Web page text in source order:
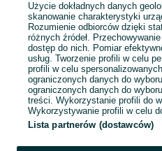
Użycie dokładnych danych
skanowanie charakterystyki
Rozumienie odbiorców dzięki
różnych źródeł.
dostęp do nich. Pomiar
usług. Tworzenie profili w celu
profili w celu
ograniczonych danych do
ograniczonych danych do
treści. Wykorzystanie profili do
Wykorzystywanie profili w celu
Lista partnerów (dostawców)